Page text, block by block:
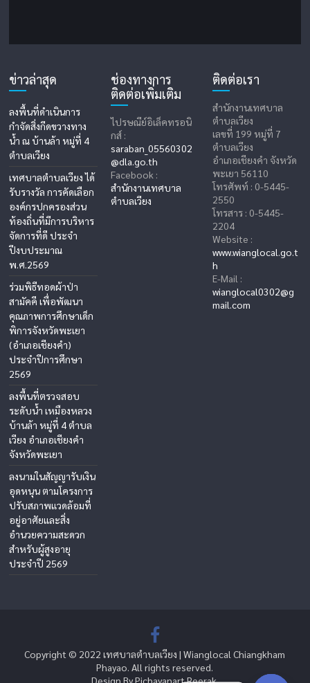
ข่าวล่าสุด
ลงพื้นที่ดำเนินการ
กำจัดสิ่งกีดขวางทาง
น้ำ ณ บ้านล้า หมู่ที่ 4
ตำบลเวียง
เทศบาลตำบลเวียง ได้
รับรางวัล การคัดเลือก
องค์กรปกครองส่วน
ท้องถิ่นที่มีการบริหาร
จัดการที่ดี ประจำ
ปีงบประมาณ
พ.ศ.2569
ร่วมพิธีทอดผ้าป่า
สามัคคี เพื่อพัฒนา
คุณภาพการศึกษาเด็ก
พิการจังหวัดพะเยา
(อำเภอเชียงคำ)
ประจำปีการศึกษา
2569
ลงพื้นที่ตรวจสอบ
ระดับน้ำ เหมืองหลวง
บ้านล้า หมู่ที่ 4 ตำบล
เวียง อำเภอเชียงคำ
จังหวัดพะเยา
ลงนามในสัญญารับเงิน
อุดหนุน ตามโครงการ
ปรับสภาพแวดล้อมที่
อยู่อาศัยและสิ่ง
อำนวยความสะดวก
สำหรับผู้สูงอายุ
ประจำปี 2569
ช่องทางการ
ติดต่อเพิ่มเติม
ไปรษณีย์อิเล็คทรอนิ
กส์ :
saraban_05560302
@dla.go.th
Facebook :
สำนักงานเทศบาล
ตำบลเวียง
ติดต่อเรา
สำนักงานเทศบาล
ตำบลเวียง
เลขที่ 199 หมู่ที่ 7
ตำบลเวียง
อำเภอเชียงคำ จังหวัด
พะเยา 56110
โทรศัพท์ : 0-5445-
2550
โทรสาร : 0-5445-
2204
Website :
www.wianglocal.go.t
h
E-Mail :
wianglocal0302@g
mail.com
Copyright © 2022 เทศบาลตำบลเวียง | Wianglocal Chiangkham
Phayao. All rights reserved.
Design By Pichayanart Reerak.